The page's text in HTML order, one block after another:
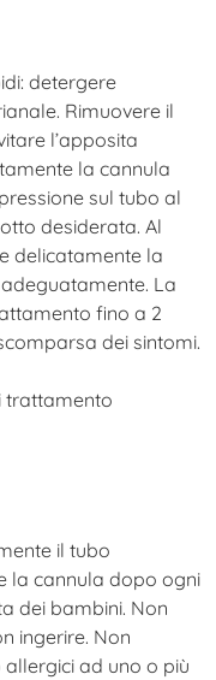
detergere
Rimuovere il
l’apposita
la cannula
sul tubo al
desiderata. Al
delicatamente la
La
fino a 2
dei sintomi.
trattamento
il tubo
la cannula dopo ogni
dei bambini. Non
ingerire. Non
allergici ad uno o più